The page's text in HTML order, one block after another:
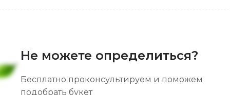
Не можете определиться?
Бесплатно проконсультируем и поможем
подобрать букет